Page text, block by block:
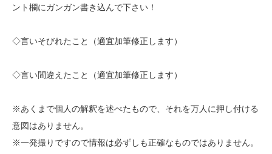
ント欄にガンガン書き込んで下さい！
◇言いそびれたこと（適宜加筆修正します）
◇言い間違えたこと（適宜加筆修正します）
※あくまで個人の解釈を述べたもので、それを万人に押し付ける
意図はありません。
※一発撮りですので情報は必ずしも正確なものではありません。